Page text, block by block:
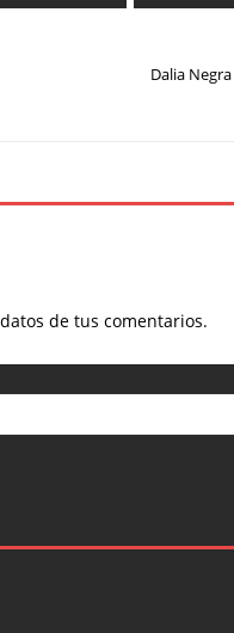
Dalia
de tus comentarios.